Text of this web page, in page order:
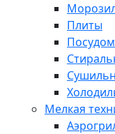
Плиты
Мелкая